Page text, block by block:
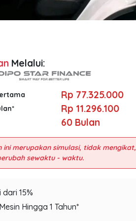
Melalui:
Rp 77.325.000
Rp 11.296.100
60Bulan
ini merupakan simulasi, tidak mengikat,
dari 15%
Hingga 1 Tahun*